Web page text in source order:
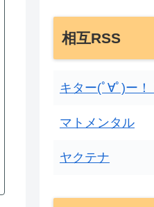
相互RSS
キター(ﾟ∀ﾟ)ー
マトメンタル
ヤクテナ